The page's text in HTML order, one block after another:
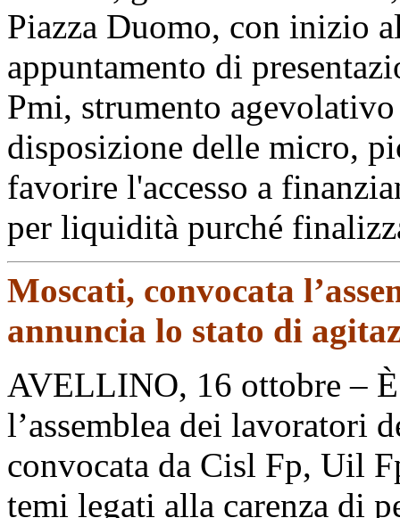
Piazza Duomo, con inizio
appuntamento di
Pmi, strumento
disposizione delle micro,
favorire l'accesso a
per liquidità purché
Moscati, convocata
annuncia lo stato di
AVELLINO, 16 ottobre –
l’assemblea dei lavoratori
convocata da Cisl Fp, Uil
temi legati alla carenza di